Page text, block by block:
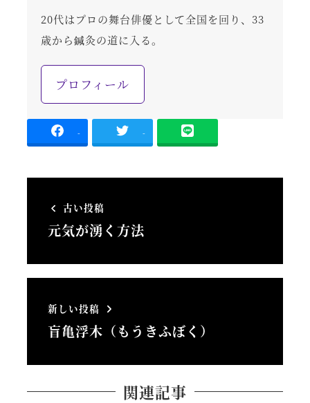
20代はプロの舞台俳優として全国を回り、33
歳から鍼灸の道に入る。
プロフィール
- -
古い投稿
元気が湧く方法
新しい投稿
盲亀浮木（もうきふぼく）
関連記事